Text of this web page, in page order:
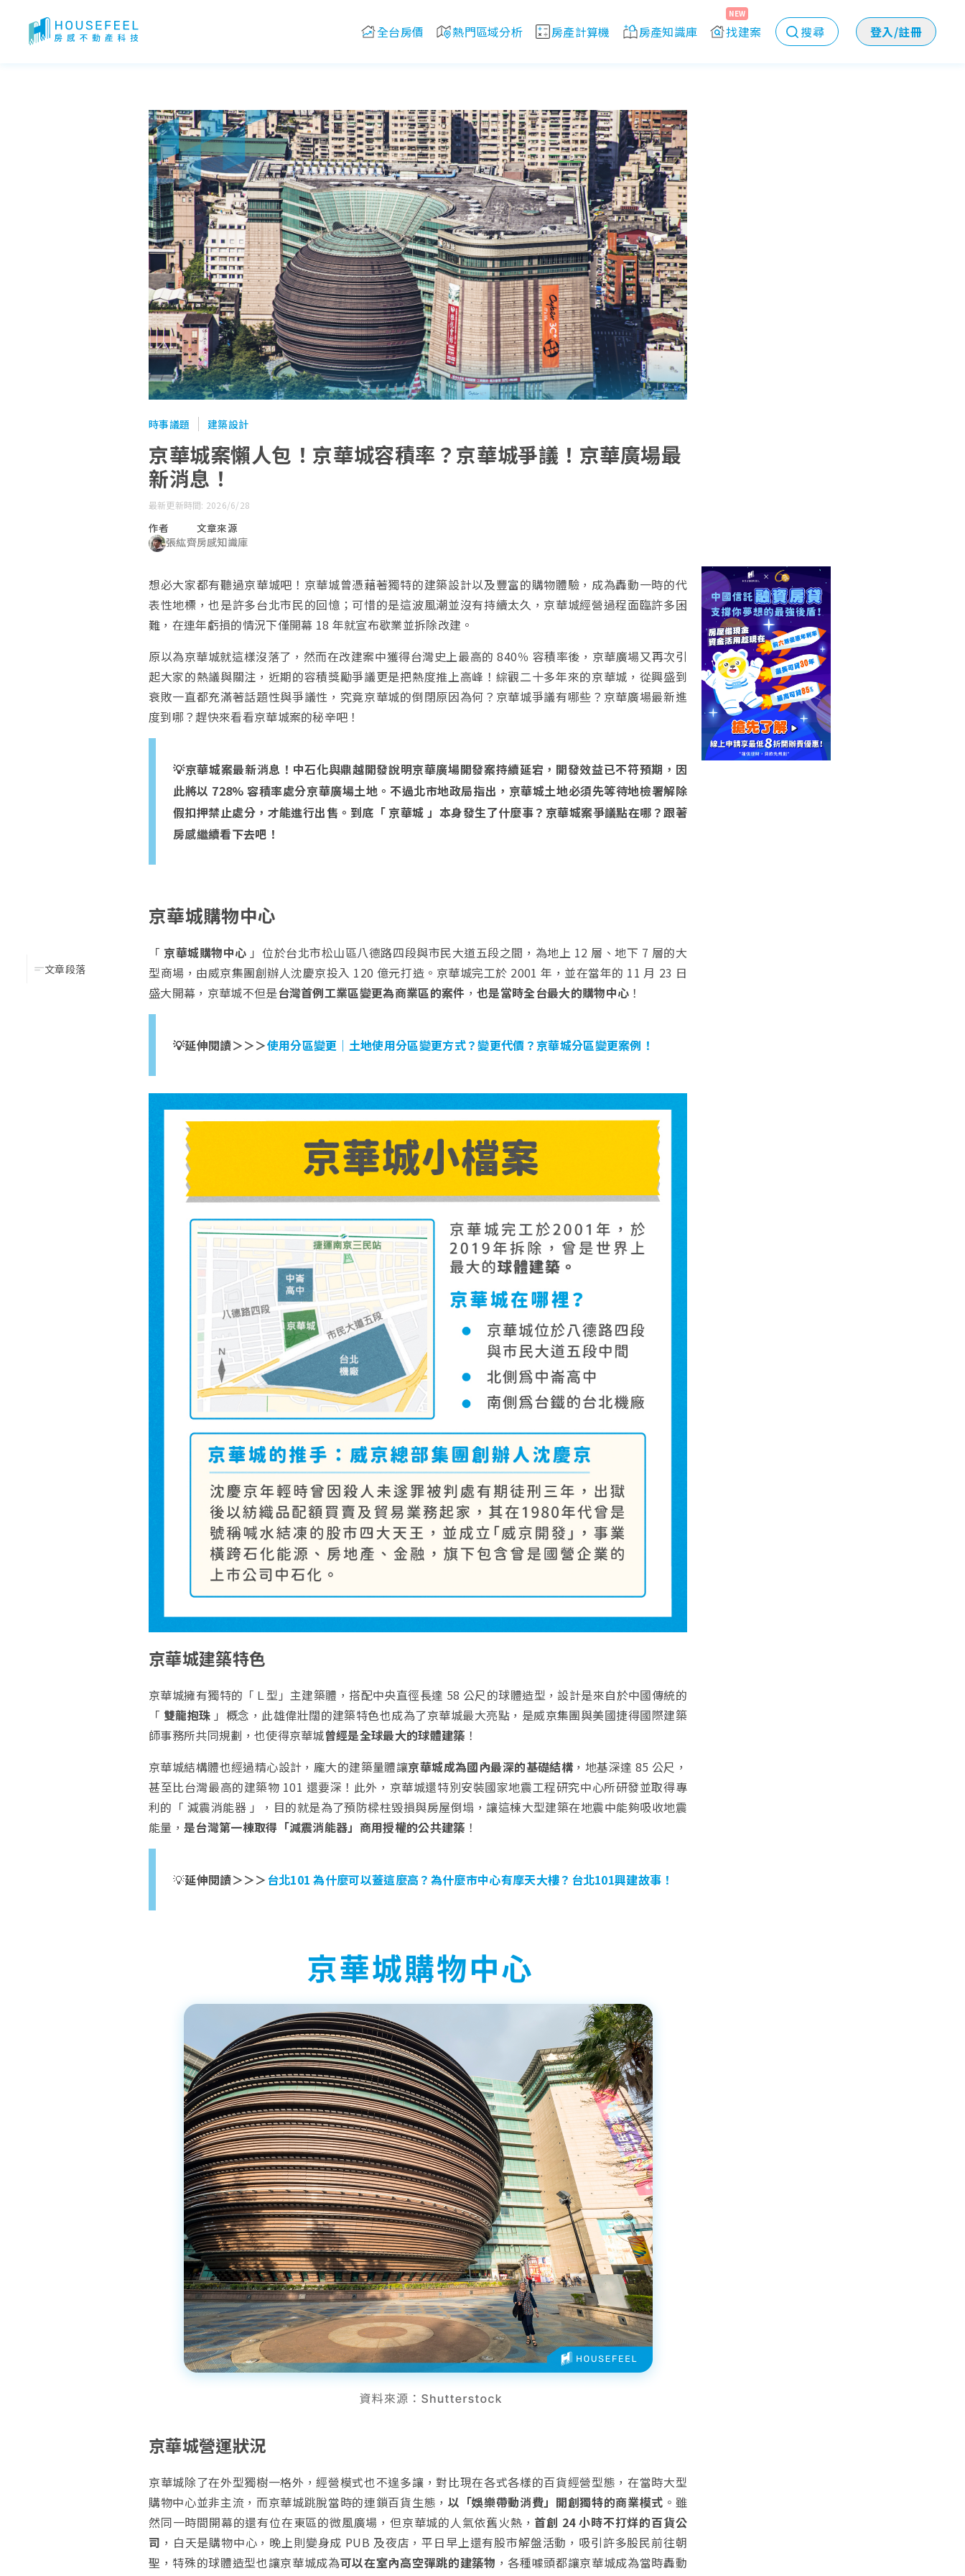
全台房價 熱門區域分析 房產計算機 房產知識庫 找建案
NEW
搜尋 登入/註冊
時事議題 建築設計
京華城案懶人包！京華城容積率？京華城爭議！京華廣場最
新消息！
最新更新時間: 2026/6/28
作者
張紘齊
文章來源
房感知識庫
文章段落
想必大家都有聽過京華城吧！京華城曾憑藉著獨特的建築設計以及豐富的購物體驗，成為轟動一時的代
表性地標，也是許多台北市民的回憶；可惜的是這波風潮並沒有持續太久，京華城經營過程面臨許多困
難，在連年虧損的情況下僅開幕 18 年就宣布歇業並拆除改建。
原以為京華城就這樣沒落了，然而在改建案中獲得台灣史上最高的 840％ 容積率後，京華廣場又再次引
起大家的熱議與關注，近期的容積獎勵爭議更是把熱度推上高峰！綜觀二十多年來的京華城，從興盛到
衰敗一直都充滿著話題性與爭議性，究竟京華城的倒閉原因為何？京華城爭議有哪些？京華廣場最新進
度到哪？趕快來看看京華城案的秘辛吧！
💡京華城案最新消息！中石化與鼎越開發說明京華廣場開發案持續延宕，開發效益已不符預期，因
此將以 728% 容積率處分京華廣場土地。不過北市地政局指出，京華城土地必須先等待地檢署解除
假扣押禁止處分，才能進行出售。到底「 京華城 」本身發生了什麼事？京華城案爭議點在哪？跟著
房感繼續看下去吧！
京華城購物中心
「 京華城購物中心 」位於台北市松山區八德路四段與市民大道五段之間，為地上 12 層、地下 7 層的大
型商場，由威京集團創辦人沈慶京投入 120 億元打造。京華城完工於 2001 年，並在當年的 11 月 23 日
盛大開幕，京華城不但是台灣首例工業區變更為商業區的案件 ， 也是當時全台最大的購物中心 ！
💡延伸閱讀＞＞＞使用分區變更｜土地使用分區變更方式？變更代價？京華城分區變更案例！
京華城建築特色
京華城擁有獨特的「Ｌ型」主建築體，搭配中央直徑長達 58 公尺的球體造型，設計是來自於中國傳統的
「 雙龍抱珠 」概念，此雄偉壯闊的建築特色也成為了京華城最大亮點，是威京集團與美國捷得國際建築
師事務所共同規劃，也使得京華城曾經是全球最大的球體建築 ！
京華城結構體也經過精心設計，龐大的建築量體讓京華城成為國內最深的基礎結構 ，地基深達 85 公尺，
甚至比台灣最高的建築物 101 還要深！此外，京華城還特別安裝國家地震工程研究中心所研發並取得專
利的「 減震消能器 」，目的就是為了預防樑柱毀損與房屋倒塌，讓這棟大型建築在地震中能夠吸收地震
能量， 是台灣第一棟取得「減震消能器」商用授權的公共建築 ！
💡延伸閱讀＞＞＞ 台北101 為什麼可以蓋這麼高？為什麼市中心有摩天大樓？台北101興建故事！
京華城營運狀況
京華城除了在外型獨樹一格外，經營模式也不遑多讓，對比現在各式各樣的百貨經營型態，在當時大型
購物中心並非主流，而京華城跳脫當時的連鎖百貨生態， 以「娛樂帶動消費」開創獨特的商業模式 。雖
然同一時間開幕的還有位在東區的微風廣場，但京華城的人氣依舊火熱， 首創 24 小時不打烊的百貨公
司 ，白天是購物中心，晚上則變身成 PUB 及夜店，平日早上還有股市解盤活動，吸引許多股民前往朝
聖，特殊的球體造型也讓京華城成為可以在室內高空彈跳的建築物 ，各種噱頭都讓京華城成為當時轟動